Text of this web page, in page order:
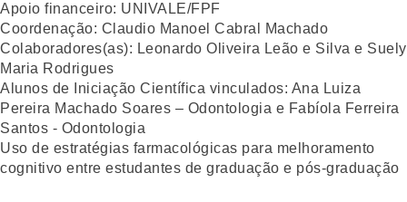
Apoio financeiro: UNIVALE/FPF
Coordenação: Claudio Manoel Cabral Machado
Colaboradores(as): Leonardo Oliveira Leão e Silva e Suely
Maria Rodrigues
Alunos de Iniciação Científica vinculados: Ana Luiza
Pereira Machado Soares – Odontologia e Fabíola Ferreira
Santos - Odontologia
Uso de estratégias farmacológicas para melhoramento
cognitivo entre estudantes de graduação e pós-graduação